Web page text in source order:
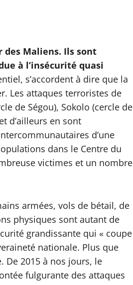
des Maliens. Ils sont
à l’insécurité quasi
s’accordent à dire que la
Les attaques terroristes de
de Ségou), Sokolo (cercle de
d’ailleurs en sont
d’une
dans le Centre du
victimes et un nombre
armées, vols de bétail, de
physiques sont autant de
grandissante qui « coupe
nationale. Plus que
De 2015 à nos jours, le
fulgurante des attaques